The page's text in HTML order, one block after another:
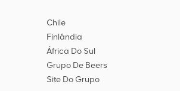
Chile
Finlândia
África Do Sul
Grupo De Beers
Site Do Grupo